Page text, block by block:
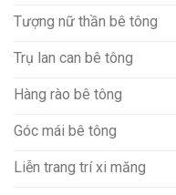
Tượng nữ thần bê tông
Trụ lan can bê tông
Hàng rào bê tông
Góc mái bê tông
Liễn trang trí xi măng